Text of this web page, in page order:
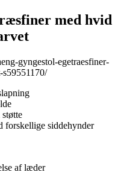
med hvid
gyngestol-egetraesfiner-
s59551170/
forskellige siddehynder
af læder